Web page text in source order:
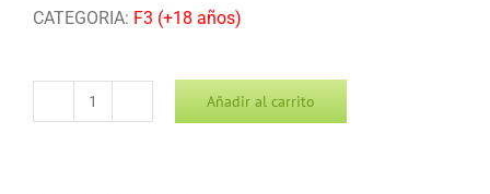
CATEGORIA: F3 (+18 años)
BATERIA
Añadir al carrito